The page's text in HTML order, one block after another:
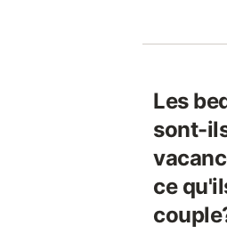
Les
sont-
ce